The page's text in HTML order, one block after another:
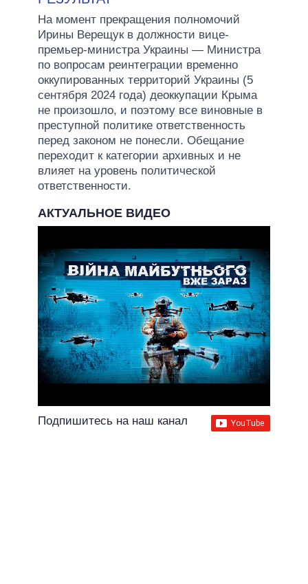
На момент прекращения полномочий
Ирины Верещук в должности вице-
премьер-министра Украины — Министра
по вопросам реинтеграции временно
оккупированных территорий Украины (5
сентября 2024 года) деоккупации Крыма
не произошло, и поэтому все виновные в
преступной политике ответственность
перед законом не понесли. Обещание
переходит к категории архивных и не
влияет на уровень политической
ответственности.
АКТУАЛЬНОЕ ВИДЕО
Подпишитесь на наш канал